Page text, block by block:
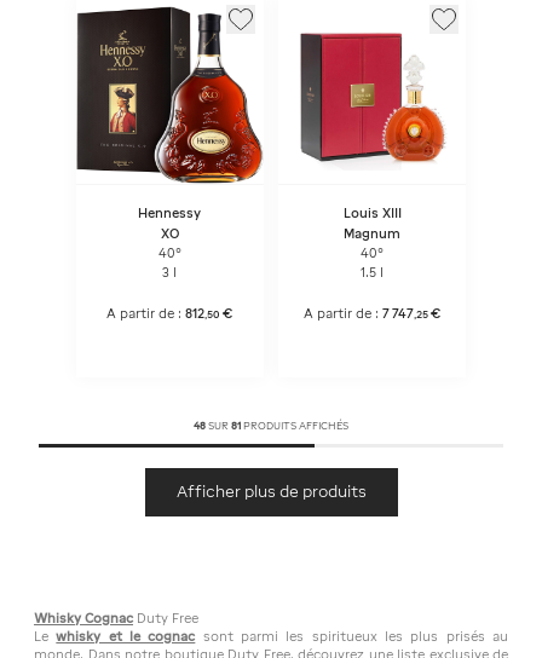
Hennessy
XO
40°
3 l
A partir de :812,50 €
Louis XIII
Magnum
40°
1.5 l
A partir de :7 747,25 €
48 SUR 81 PRODUITS AFFICHÉS
Afficher plus de produits
Whisky Cognac Duty Free
Lewhisky et le cognac sont parmi les spiritueux les plus prisés au
monde. Dans notre boutique Duty Free, découvrez une liste exclusive de